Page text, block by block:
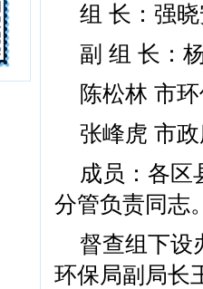
组 长：强
副 组 长：
陈松林 市
张峰虎 市
成员：各区
分管负责同志
督查组下设
环保局副局长